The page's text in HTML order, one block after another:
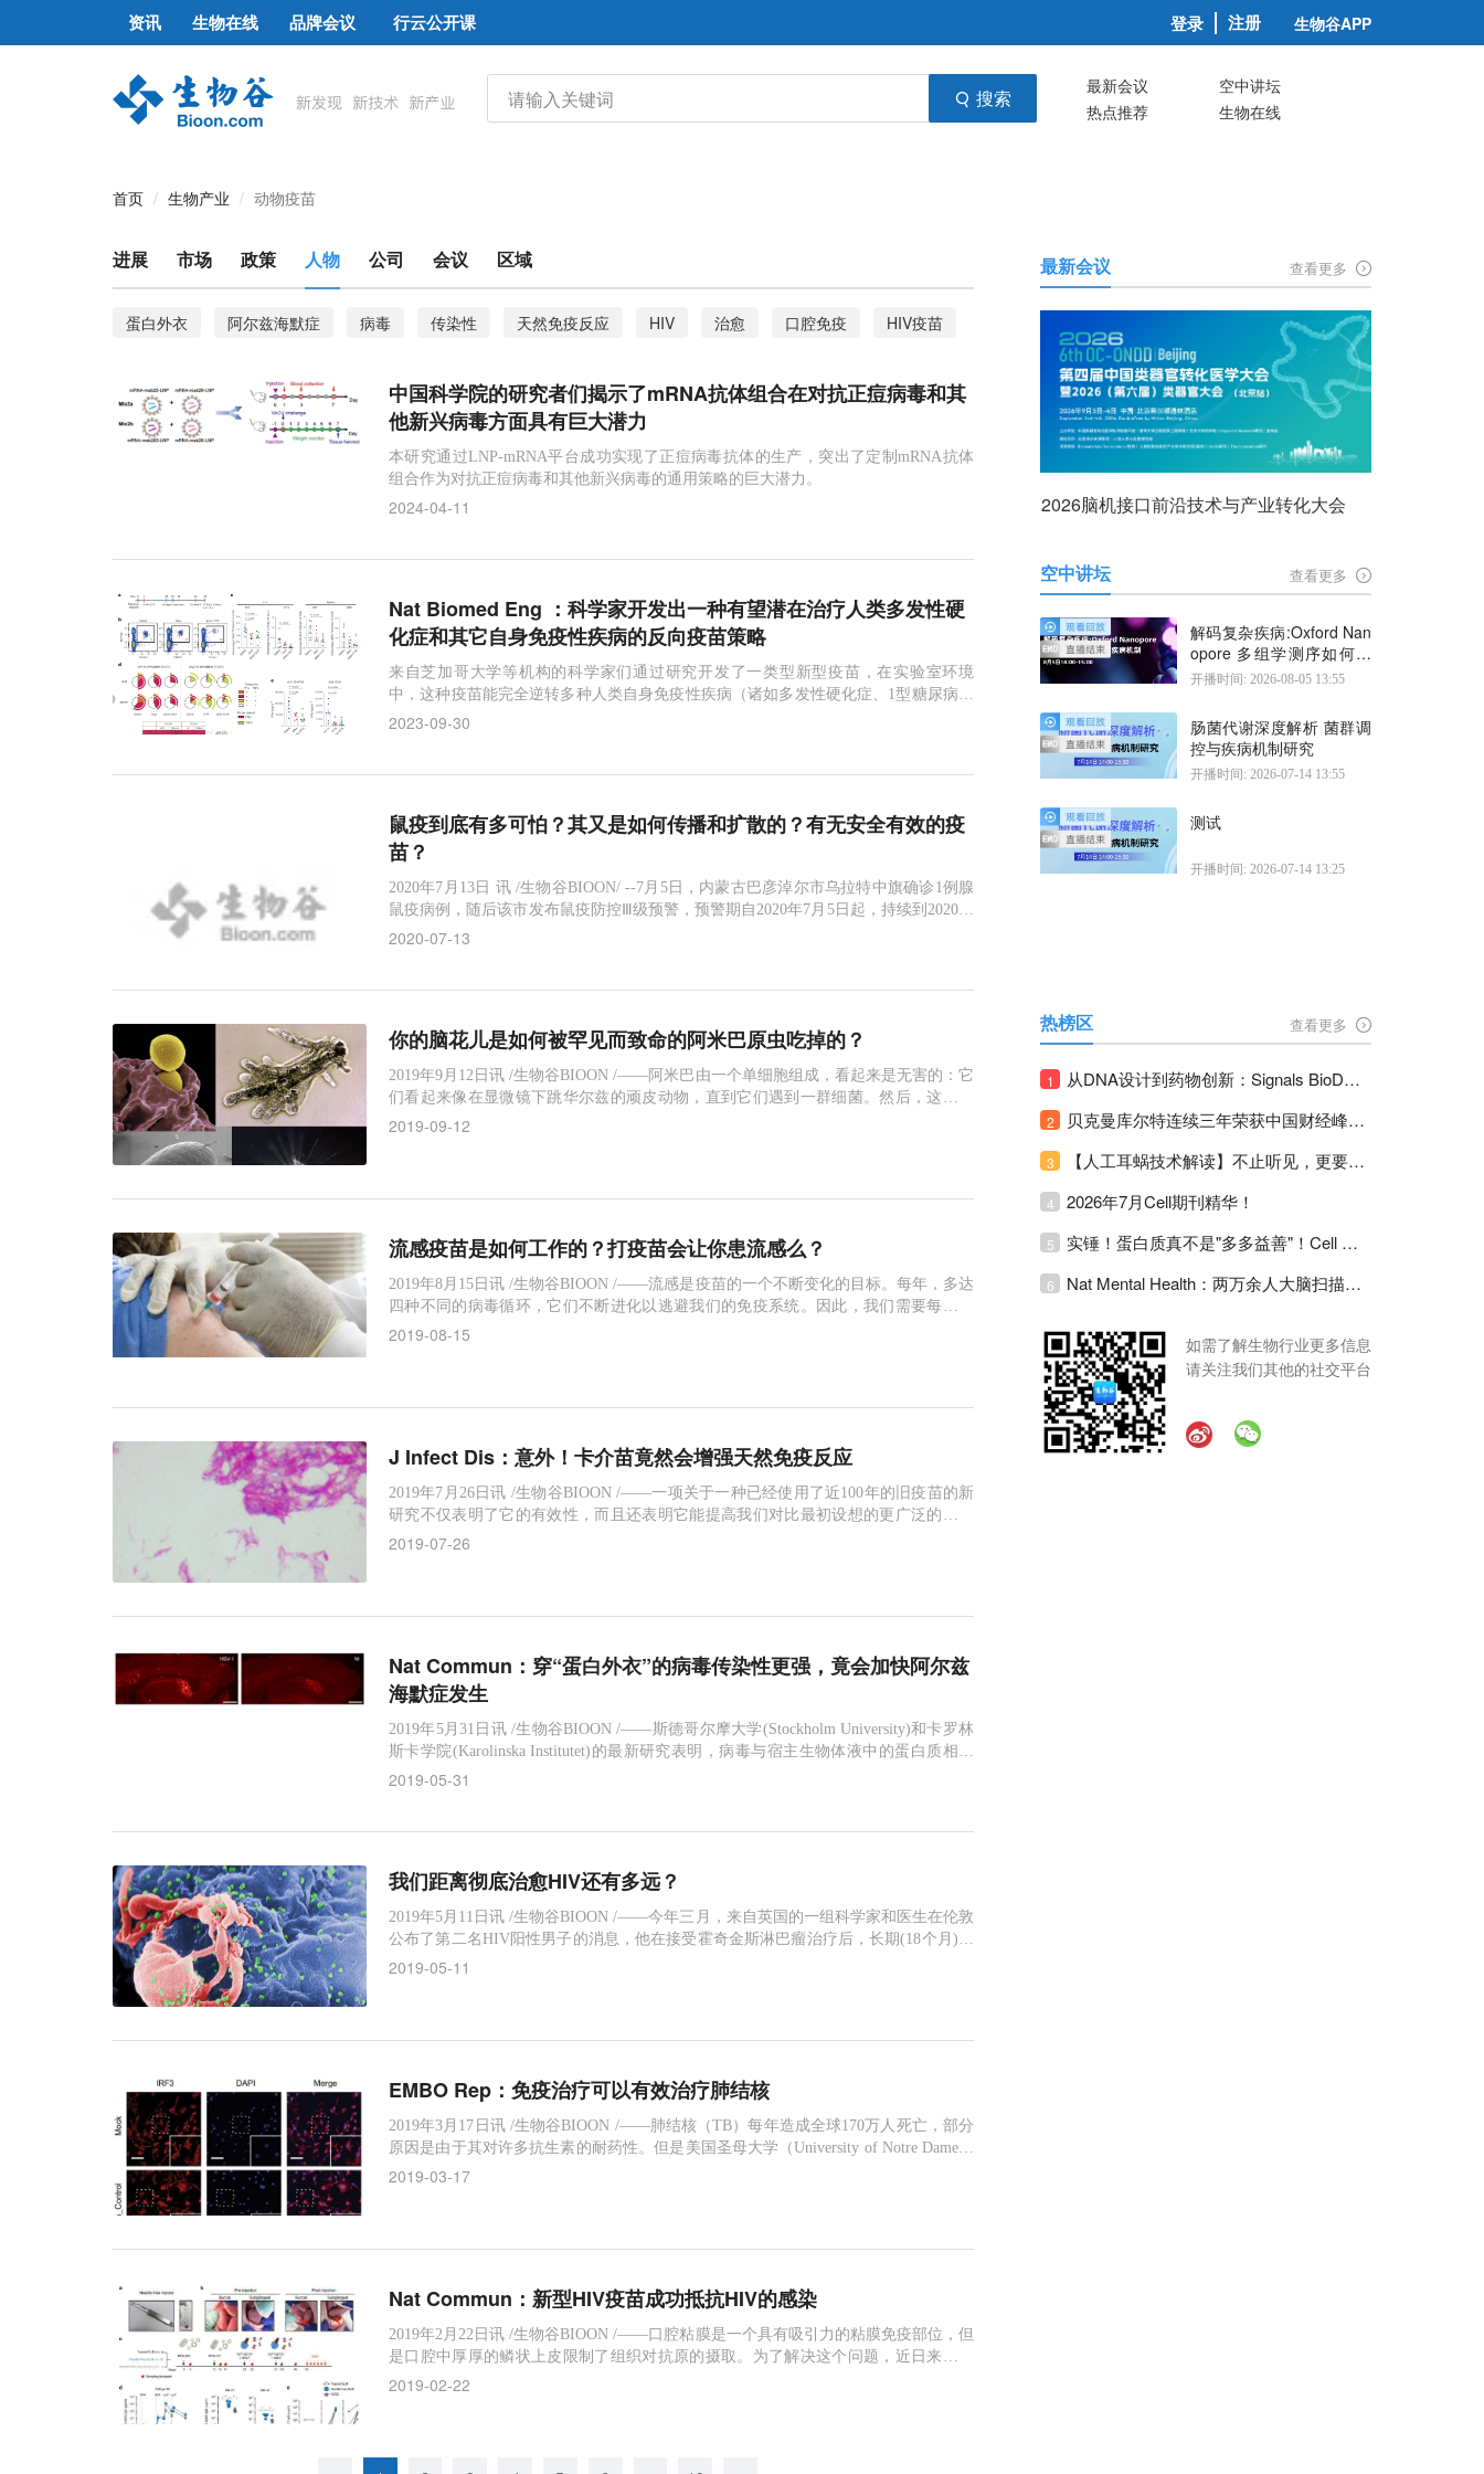
资讯 生物在线 品牌会议 行云公开课 登录 注册 生物谷APP
搜索 最新会议
空中讲坛
热点推荐
生物在线
首页 生物产业 动物疫苗
进展 市场 政策 人物 公司 会议 区域
蛋白外衣 阿尔兹海默症 病毒 传染性 天然免疫反应 HIV 治愈 口腔免疫
HIV疫苗
工作原理
阿米巴原虫 脑花儿 发病机制
中国科学院的研究者们揭示了mRNA抗体组合在对抗正痘病毒和其
他新兴病毒方面具有巨大潜力
本研究通过LNP-mRNA平台成功实现了正痘病毒抗体的生产，突出了定制mRNA抗体
组合作为对抗正痘病毒和其他新兴病毒的通用策略的巨大潜力。
2024-04-11
Nat Biomed Eng ：科学家开发出一种有望潜在治疗人类多发性硬
化症和其它自身免疫性疾病的反向疫苗策略
来自芝加哥大学等机构的科学家们通过研究开发了一类型新型疫苗，在实验室环境
中，这种疫苗能完全逆转多种人类自身免疫性疾病（诸如多发性硬化症、1型糖尿病和
克罗恩病等），且并不会关闭机体免疫系统的其它部分。
2023-09-30
鼠疫到底有多可怕？其又是如何传播和扩散的？有无安全有效的疫
苗？
2020年7月13日 讯 /生物谷BIOON/ --7月5日，内蒙古巴彦淖尔市乌拉特中旗确诊1例腺
鼠疫病例，随后该市发布鼠疫防控Ⅲ级预警，预警期自2020年7月5日起，持续到2020年
底，就在此前，蒙古国西部的科布多省也确诊了2例鼠疫病例，刚果（金）伊图里省也
2020-07-13
你的脑花儿是如何被罕见而致命的阿米巴原虫吃掉的？
2019年9月12日讯 /生物谷BIOON /——阿米巴由一个单细胞组成，看起来是无害的：它
们看起来像在显微镜下跳华尔兹的顽皮动物，直到它们遇到一群细菌。然后，这些原
本无害的阿米巴变形虫突然变成了邪恶的斑点，吞噬了细菌，然后用消化酶慢慢地把
2019-09-12
流感疫苗是如何工作的？打疫苗会让你患流感么？
2019年8月15日讯 /生物谷BIOON /——流感是疫苗的一个不断变化的目标。每年，多达
四种不同的病毒循环，它们不断进化以逃避我们的免疫系统。因此，我们需要每年注
射流感疫苗，以提供最佳的预防流感的措施，而不是在儿童时期进行长期免疫接种。
2019-08-15
J Infect Dis：意外！卡介苗竟然会增强天然免疫反应
2019年7月26日讯 /生物谷BIOON /——一项关于一种已经使用了近100年的旧疫苗的新
研究不仅表明了它的有效性，而且还表明它能提高我们对比最初设想的更广泛的细菌
的免疫反应，相关研究成果于近日发表在《Journal of Infectious Diseases》上。卡介苗
2019-07-26
Nat Commun：穿“蛋白外衣”的病毒传染性更强，竟会加快阿尔兹
海默症发生
2019年5月31日讯 /生物谷BIOON /——斯德哥尔摩大学(Stockholm University)和卡罗林
斯卡学院(Karolinska Institutet)的最新研究表明，病毒与宿主生物体液中的蛋白质相互
作用，会在病毒表面形成一层蛋白质。这种蛋白外壳使病毒更具传染性，并促进了神
2019-05-31
我们距离彻底治愈HIV还有多远？
2019年5月11日讯 /生物谷BIOON /——今年三月，来自英国的一组科学家和医生在伦敦
公布了第二名HIV阳性男子的消息，他在接受霍奇金斯淋巴瘤治疗后，长期(18个月)处
于HIV缓解期。这一意想不到的成功引发了新一轮关于治愈艾滋病毒的讨论。自2008年
2019-05-11
EMBO Rep：免疫治疗可以有效治疗肺结核
2019年3月17日讯 /生物谷BIOON /——肺结核（TB）每年造成全球170万人死亡，部分
原因是由于其对许多抗生素的耐药性。但是美国圣母大学（University of Notre Dame，
又称诺特丹大学）的一项新研究表明感染的细胞释放的新物质可以与抗生素一起协同
2019-03-17
Nat Commun：新型HIV疫苗成功抵抗HIV的感染
2019年2月22日讯 /生物谷BIOON /——口腔粘膜是一个具有吸引力的粘膜免疫部位，但
是口腔中厚厚的鳞状上皮限制了组织对抗原的摄取。为了解决这个问题，近日来自美
国埃默里大学的研究人员开发了一种修饰的无针注射装置用于输送疫苗到达恒河猴的
2019-02-22
最新会议 查看更多
2026脑机接口前沿技术与产业转化大会
空中讲坛 查看更多
解码复杂疾病:Oxford Nan
opore 多组学测序如何揭
示疾病机制
开播时间: 2026-08-05 13:55
肠菌代谢深度解析 菌群调
控与疾病机制研究
开播时间: 2026-07-14 13:55
测试
开播时间: 2026-07-14 13:25
热榜区 查看更多
1 从DNA设计到药物创新：Signals BioDesign如何重塑分子生物学研发生态！
2 贝克曼库尔特连续三年荣获中国财经峰会三项大奖！
3 【人工耳蜗技术解读】不止听见，更要听见未来 ---- 智能耳蜗，开启人工耳蜗技术新纪元！
4 2026年7月Cell期刊精华！
5 实锤！蛋白质真不是"多多益善"！Cell Press Blue：适度限蛋白，反而拉长健康寿命！
6 Nat Mental Health：两万余人大脑扫描刷新抑郁脑科学认知！抑郁不只是情绪病，视觉、运动脑区同步受损！
如需了解生物行业更多信息
请关注我们其他的社交平台